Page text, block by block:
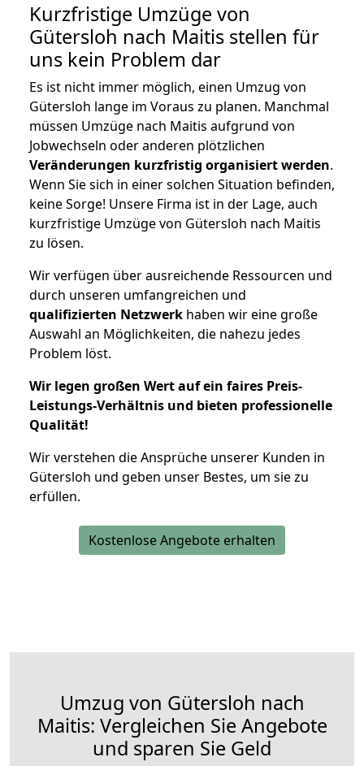
Kurzfristige Umzüge von
Gütersloh nach Maitis stellen für
uns kein Problem dar
Es ist nicht immer möglich, einen Umzug von
Gütersloh lange im Voraus zu planen. Manchmal
müssen Umzüge nach Maitis aufgrund von
Jobwechseln oder anderen plötzlichen
Veränderungen kurzfristig organisiert werden.
Wenn Sie sich in einer solchen Situation befinden,
keine Sorge! Unsere Firma ist in der Lage, auch
kurzfristige Umzüge von Gütersloh nach Maitis
zu lösen.
Wir verfügen über ausreichende Ressourcen und
durch unseren umfangreichen und
qualifizierten Netzwerk haben wir eine große
Auswahl an Möglichkeiten, die nahezu jedes
Problem löst.
Wir legen großen Wert auf ein faires Preis-
Leistungs-Verhältnis und bieten professionelle
Qualität!
Wir verstehen die Ansprüche unserer Kunden in
Gütersloh und geben unser Bestes, um sie zu
erfüllen.
Kostenlose Angebote erhalten
Umzug von Gütersloh nach
Maitis: Vergleichen Sie Angebote
und sparen Sie Geld